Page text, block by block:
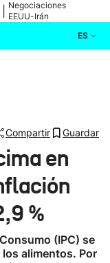
Negociaciones
EEUU-Irán
ES
Compartir Guardar
en
%
(IPC) se
alimentos. Por